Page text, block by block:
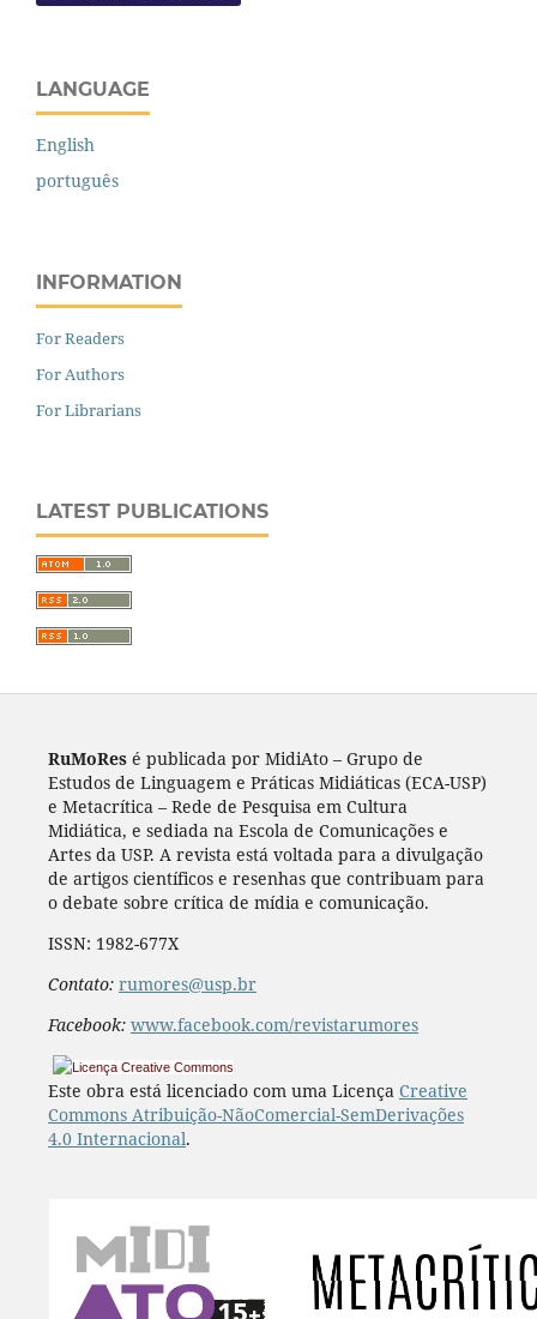
LANGUAGE
English
português
INFORMATION
For Readers
For Authors
For Librarians
LATEST PUBLICATIONS
RuMoResé publicada por MidiAto – Grupo de
Estudos de Linguagem e Práticas Midiáticas (ECA-USP)
e Metacrítica – Rede de Pesquisa em Cultura
Midiática, e sediada na Escola de Comunicações e
Artes da USP. A revista está voltada para a divulgação
de artigos científicos e resenhas que contribuam para
o debate sobre crítica de mídia e comunicação.
ISSN: 1982-677X
Contato: rumores@usp.br
Facebook: www.facebook.com/revistarumores
Este obra está licenciado com uma Licença Creative
Commons Atribuição-NãoComercial-SemDerivações
4.0 Internacional.